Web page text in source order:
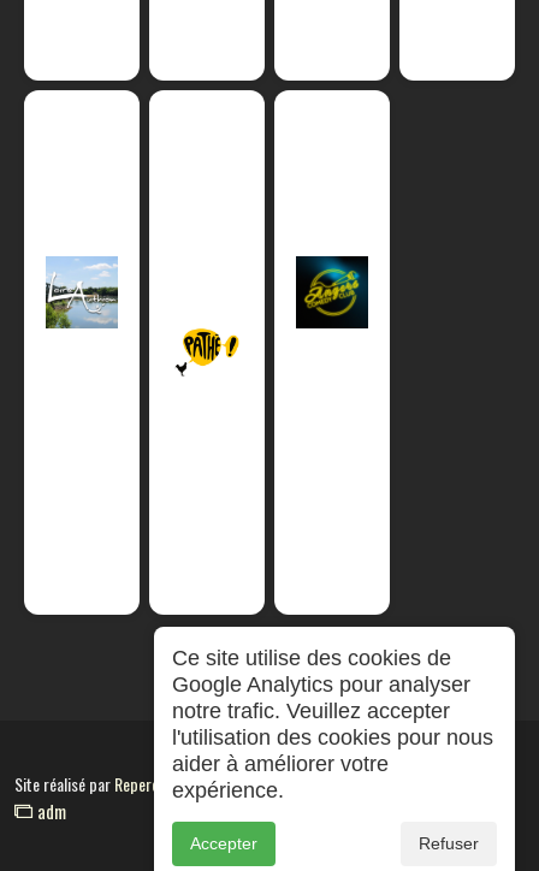
Site réalisé parRepereCom
adm
Ce site utilise des cookies de
Google Analytics pour analyser
notre trafic. Veuillez accepter
l'utilisation des cookies pour nous
aider à améliorer votre
expérience.
Accepter Refuser